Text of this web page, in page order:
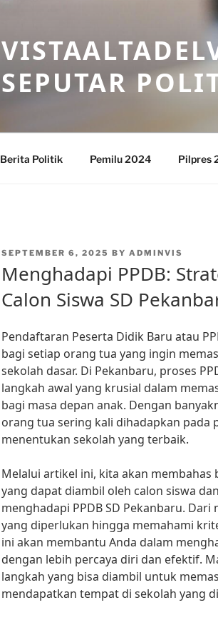
SEPUTAR
Berita Politik Pemilu 2024 Pilpres
POSTED
SEPTEMBER 6, 2025 BY ADMINVIS
Menghadapi PPDB:
Calon Siswa SD
Pendaftaran Peserta Didik Baru atau
bagi setiap orang tua yang ingin
sekolah dasar. Di Pekanbaru, proses
langkah awal yang krusial dalam
bagi masa depan anak. Dengan
orang tua sering kali dihadapkan pada
menentukan sekolah yang terbaik.
Melalui artikel ini, kita akan
yang dapat diambil oleh calon siswa
menghadapi PPDB SD Pekanbaru.
yang diperlukan hingga memahami
ini akan membantu Anda dalam
dengan lebih percaya diri dan efektif.
langkah yang bisa diambil untuk
mendapatkan tempat di sekolah yang